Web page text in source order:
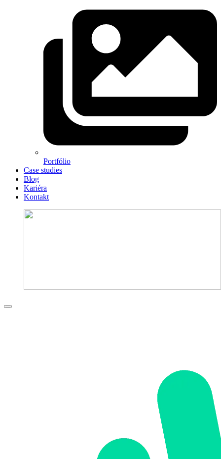
Portfólio
Case studies
Blog
Kariéra
Kontakt